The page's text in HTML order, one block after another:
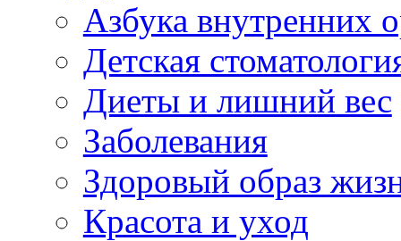
Азбука внутренних
Детская
Диеты и лишний вес
Заболевания
Здоровый образ
Красота и уход